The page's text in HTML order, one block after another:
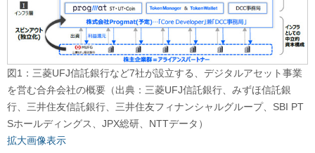
図1：三菱UFJ信託銀行など7社が設立する、デジタルアセット事業
を営む合弁会社の概要（出典：三菱UFJ信託銀行、みずほ信託銀
行、三井住友信託銀行、三井住友フィナンシャルグループ、SBI PT
Sホールディングス、JPX総研、NTTデータ）
拡大画像表示